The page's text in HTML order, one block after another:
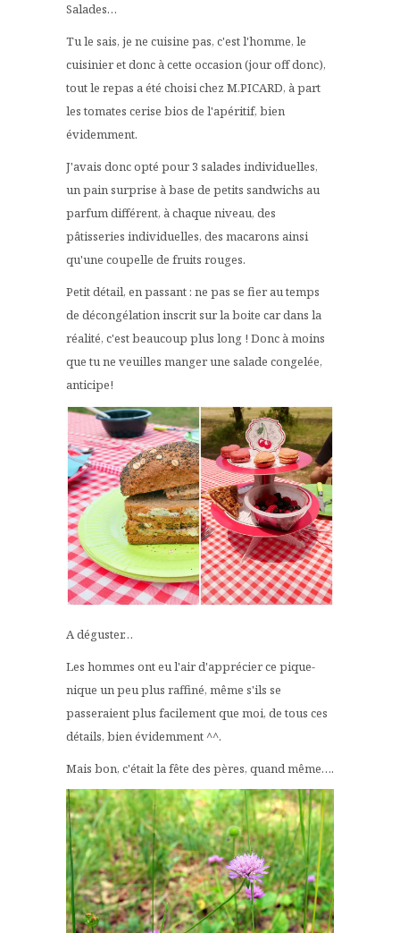
Salades…
Tu le sais, je ne cuisine pas, c'est l'homme, le
cuisinier et donc à cette occasion (jour off donc),
tout le repas a été choisi chez M.PICARD, à part
les tomates cerise bios de l'apéritif, bien
évidemment.
J'avais donc opté pour 3 salades individuelles,
un pain surprise à base de petits sandwichs au
parfum différent, à chaque niveau, des
pâtisseries individuelles, des macarons ainsi
qu'une coupelle de fruits rouges.
Petit détail, en passant : ne pas se fier au temps
de décongélation inscrit sur la boite car dans la
réalité, c'est beaucoup plus long ! Donc à moins
que tu ne veuilles manger une salade congelée,
anticipe!
A déguster…
Les hommes ont eu l'air d'apprécier ce pique-
nique un peu plus raffiné, même s'ils se
passeraient plus facilement que moi, de tous ces
détails, bien évidemment ^^.
Mais bon, c'était la fête des pères, quand même….